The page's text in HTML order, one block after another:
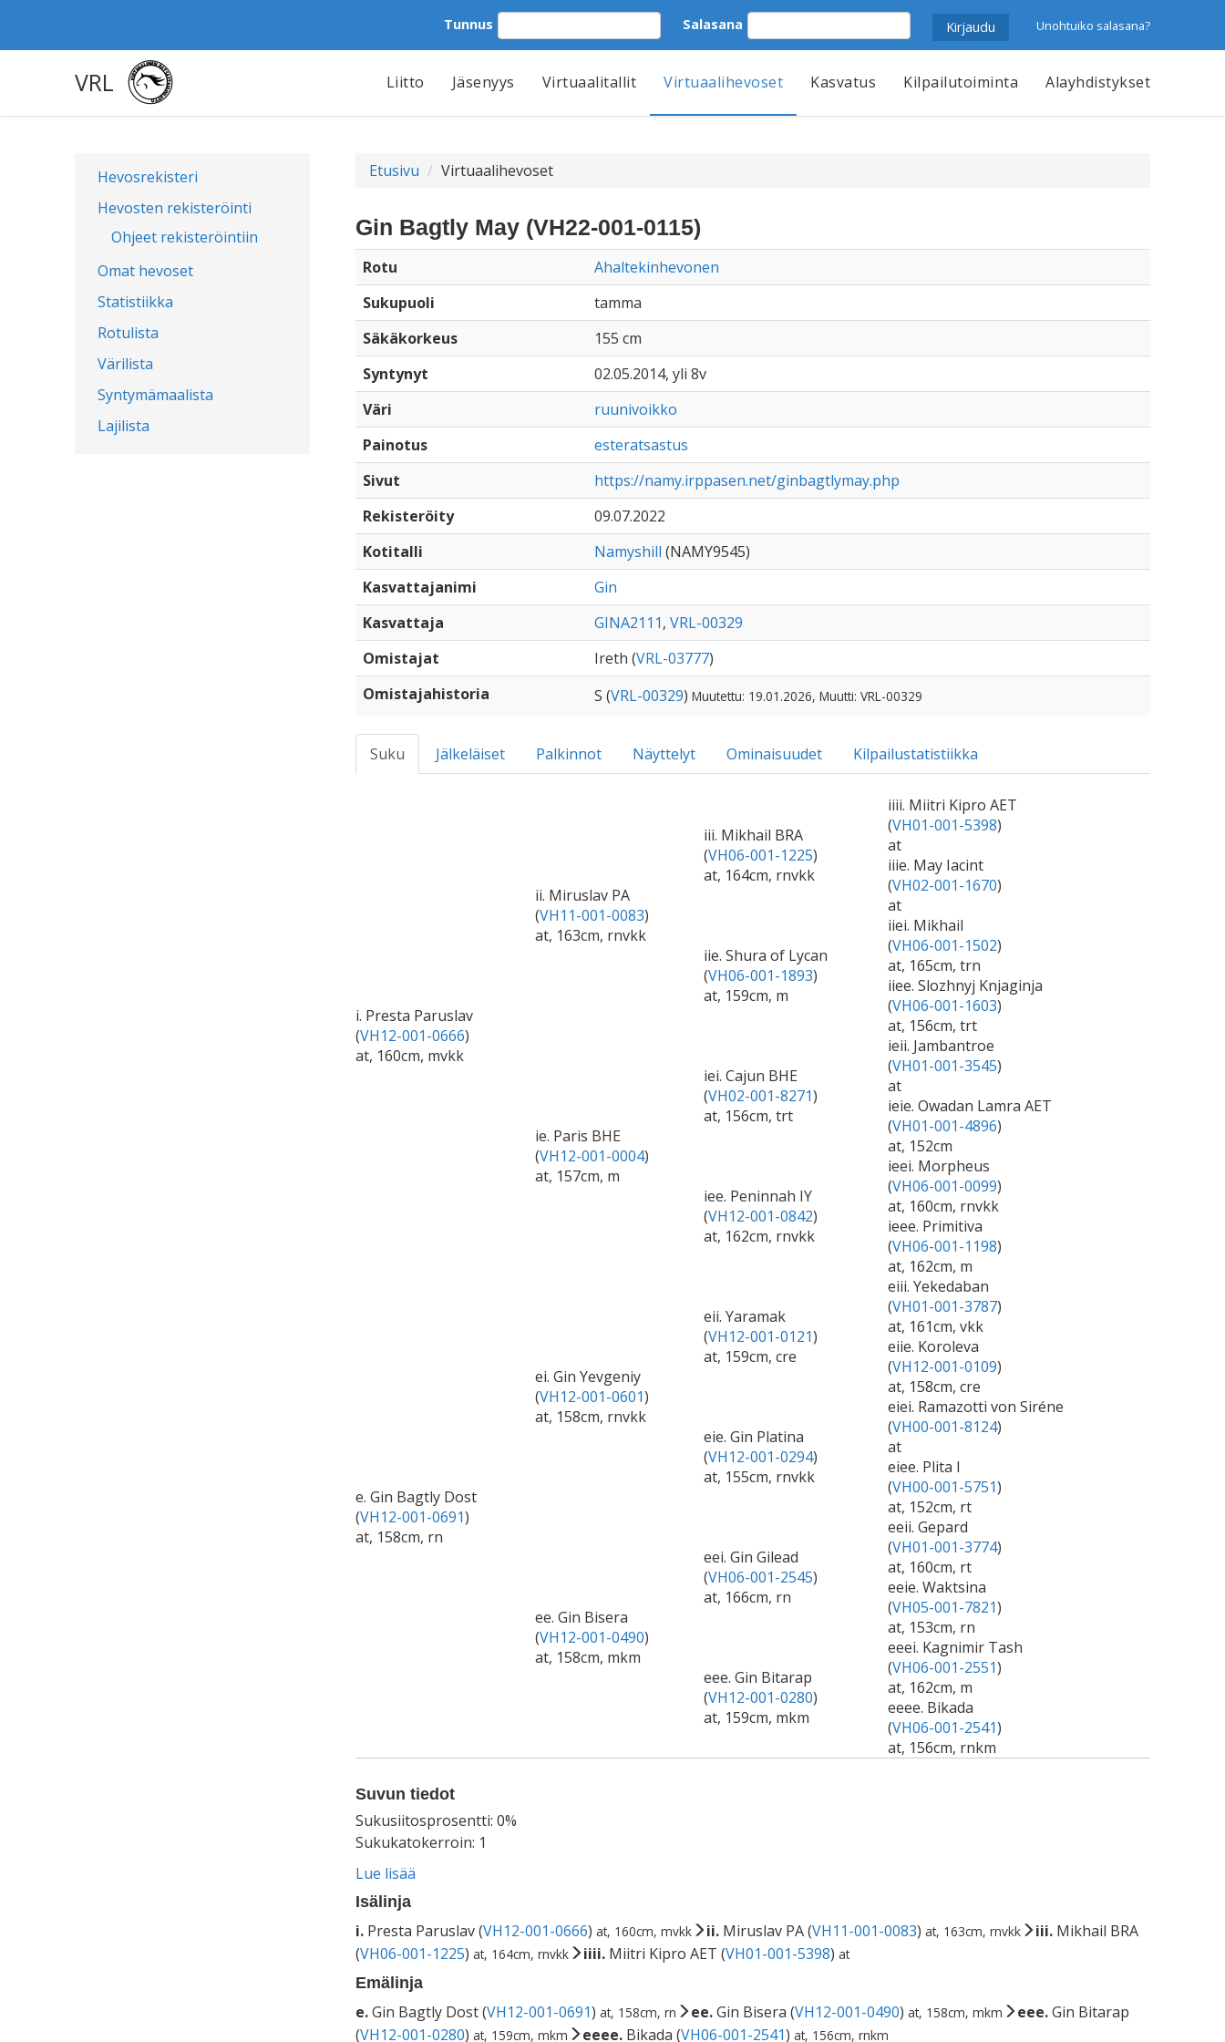
Tunnus Salasana Unohtuiko salasana?
VRL Liitto Jäsenyys Virtuaalitallit Virtuaalihevoset Kasvatus Kilpailutoiminta Alayhdistykset
Hevosrekisteri
Hevosten rekisteröinti
Ohjeet rekisteröintiin
Omat hevoset
Statistiikka
Rotulista
Värilista
Syntymämaalista
Lajilista
Etusivu Virtuaalihevoset
Gin Bagtly May (VH22-001-0115)
Rotu
Ahaltekinhevonen
Sukupuoli
tamma
Säkäkorkeus
155 cm
Syntynyt
02.05.2014, yli 8v
Väri
ruunivoikko
Painotus
esteratsastus
Sivut
https://namy.irppasen.net/ginbagtlymay.php
Rekisteröity
09.07.2022
Kotitalli
Namyshill (NAMY9545)
Kasvattajanimi
Gin
Kasvattaja
GINA2111, VRL-00329
Omistajat
Ireth (VRL-03777)
Omistajahistoria
S (VRL-00329) Muutettu: 19.01.2026, Muutti: VRL-00329
Suku Jälkeläiset Palkinnot Näyttelyt Ominaisuudet Kilpailustatistiikka
i. Presta Paruslav
(VH12-001-0666)
at, 160cm, mvkk
ii. Miruslav PA
(VH11-001-0083)
at, 163cm, rnvkk
iii. Mikhail BRA
(VH06-001-1225)
at, 164cm, rnvkk
iiii. Miitri Kipro AET
(VH01-001-5398)
at
iiie. May Iacint
(VH02-001-1670)
at
iie. Shura of Lycan
(VH06-001-1893)
at, 159cm, m
iiei. Mikhail
(VH06-001-1502)
at, 165cm, trn
iiee. Slozhnyj Knjaginja
(VH06-001-1603)
at, 156cm, trt
ie. Paris BHE
(VH12-001-0004)
at, 157cm, m
iei. Cajun BHE
(VH02-001-8271)
at, 156cm, trt
ieii. Jambantroe
(VH01-001-3545)
at
ieie. Owadan Lamra AET
(VH01-001-4896)
at, 152cm
iee. Peninnah IY
(VH12-001-0842)
at, 162cm, rnvkk
ieei. Morpheus
(VH06-001-0099)
at, 160cm, rnvkk
ieee. Primitiva
(VH06-001-1198)
at, 162cm, m
e. Gin Bagtly Dost
(VH12-001-0691)
at, 158cm, rn
ei. Gin Yevgeniy
(VH12-001-0601)
at, 158cm, rnvkk
eii. Yaramak
(VH12-001-0121)
at, 159cm, cre
eiii. Yekedaban
(VH01-001-3787)
at, 161cm, vkk
eiie. Koroleva
(VH12-001-0109)
at, 158cm, cre
eie. Gin Platina
(VH12-001-0294)
at, 155cm, rnvkk
eiei. Ramazotti von Siréne
(VH00-001-8124)
at
eiee. Plita I
(VH00-001-5751)
at, 152cm, rt
ee. Gin Bisera
(VH12-001-0490)
at, 158cm, mkm
eei. Gin Gilead
(VH06-001-2545)
at, 166cm, rn
eeii. Gepard
(VH01-001-3774)
at, 160cm, rt
eeie. Waktsina
(VH05-001-7821)
at, 153cm, rn
eee. Gin Bitarap
(VH12-001-0280)
at, 159cm, mkm
eeei. Kagnimir Tash
(VH06-001-2551)
at, 162cm, m
eeee. Bikada
(VH06-001-2541)
at, 156cm, rnkm
Suvun tiedot
Sukusiitosprosentti: 0%
Sukukatokerroin: 1
Lue lisää
Isälinja
i. Presta Paruslav (VH12-001-0666) at, 160cm, mvkk ii. Miruslav PA (VH11-001-0083) at, 163cm, rnvkk iii. Mikhail BRA
(VH06-001-1225) at, 164cm, rnvkk iiii. Miitri Kipro AET (VH01-001-5398) at
Emälinja
e.Gin Bagtly Dost (VH12-001-0691) at, 158cm, rn ee.Gin Bisera (VH12-001-0490) at, 158cm, mkm eee.Gin Bitarap
(VH12-001-0280) at, 159cm, mkm eeee. Bikada (VH06-001-2541) at, 156cm, rnkm